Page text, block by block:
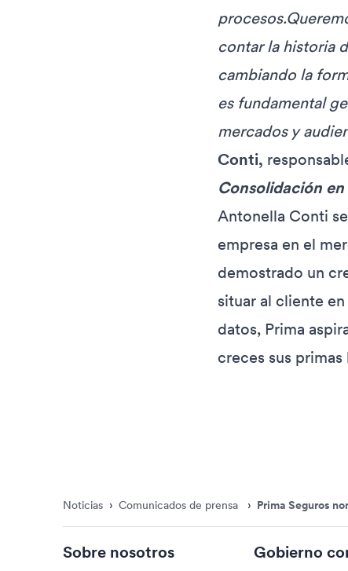
contar la historia
cambiando la
es fundamental
mercados y
Conti,
Consolidación
Antonella Conti
empresa en el
demostrado un
situar al cliente
datos, Prima
creces sus
Noticias › Comunicados de prensa › Prima Seguros
Sobre nosotros Gobierno